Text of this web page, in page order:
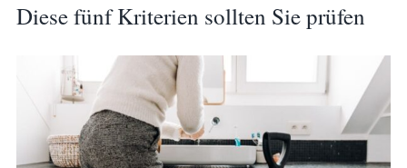
Diese fünf Kriterien sollten Sie prüfen